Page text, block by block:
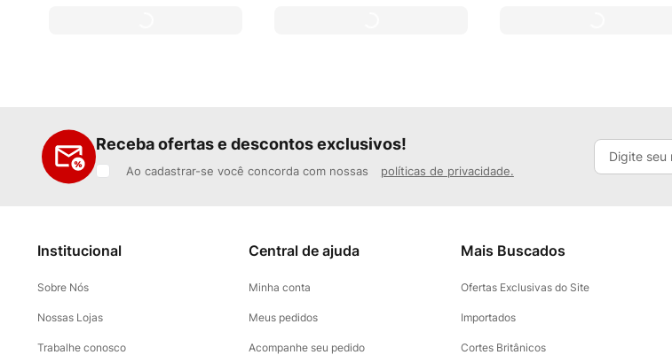
Receba ofertas e descontos exclusivos!
Ao cadastrar-se você concorda com nossas políticas de privacidade.
Institucional
Sobre Nós
Nossas Lojas
Trabalhe conosco
Central de ajuda
Minha conta
Meus pedidos
Acompanhe seu pedido
Mais Buscados
Ofertas Exclusivas do Site
Importados
Cortes Britânicos